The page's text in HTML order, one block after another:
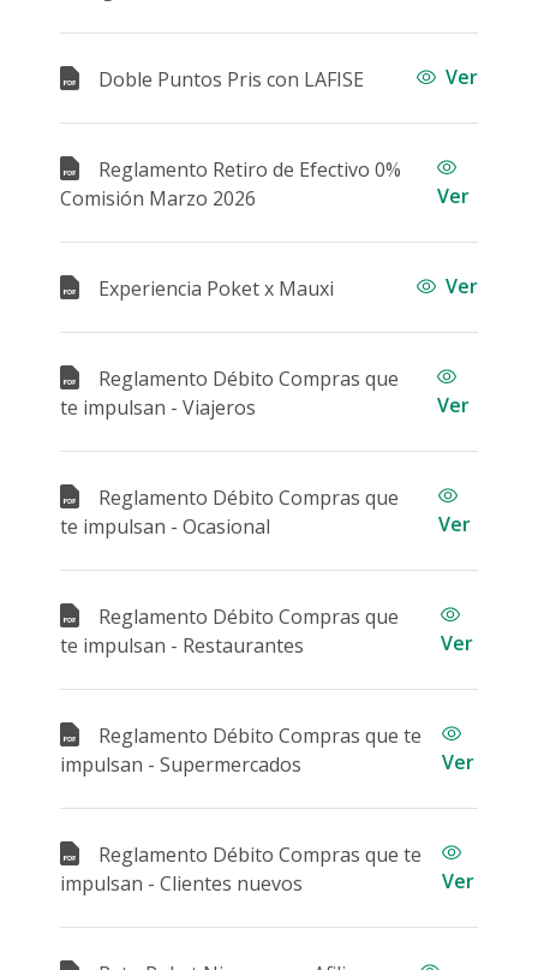
Doble Puntos Pris con LAFISE Ver
Reglamento Retiro de Efectivo 0%
Comisión Marzo 2026
Ver
Experiencia Poket x Mauxi Ver
Reglamento Débito Compras que
te impulsan - Viajeros
Ver
Reglamento Débito Compras que
te impulsan - Ocasional
Ver
Reglamento Débito Compras que
te impulsan - Restaurantes
Ver
Reglamento Débito Compras que te
impulsan - Supermercados
Ver
Reglamento Débito Compras que te
impulsan - Clientes nuevos
Ver